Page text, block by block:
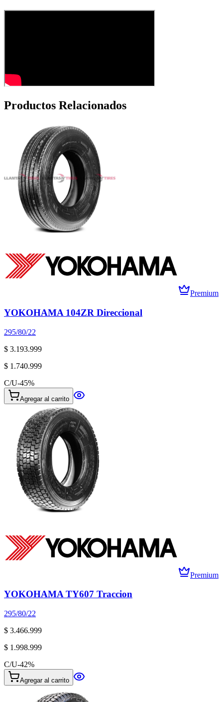
Productos Relacionados
Premium
YOKOHAMA 104ZR Direccional
295/80/22
$ 3.193.999
$ 1.740.999
C/U-45%
Agregar al carrito
Premium
YOKOHAMA TY607 Traccion
295/80/22
$ 3.466.999
$ 1.998.999
C/U-42%
Agregar al carrito